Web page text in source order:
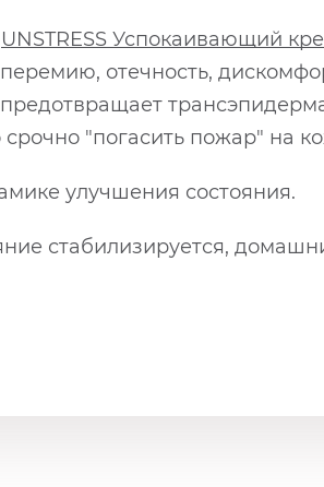
UNSTRESS Успокаивающий
отечность,
"погасить пожар" на
улучшения состояния.
стабилизируется,